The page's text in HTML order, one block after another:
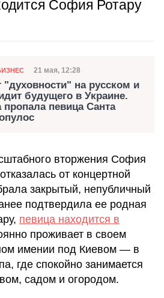
София Ротару
Дата публикации
21 мая, 12:28
"духовности" на русском и
будущего в Украине.
пропала певица Санта
вторжения София
от концертной
закрытый, непубличный
подтвердила ее родная
певица находится в
проживает в своем
имении под Киевом — в
где спокойно занимается
садом и огородом.